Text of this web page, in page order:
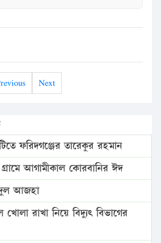
Next
ফরিদগঞ্জের তারেকুর রহমান
আগামীকাল কোরবানির ঈদ
আজহা
রাখা নিয়ে বিদ্যুৎ বিভাগের